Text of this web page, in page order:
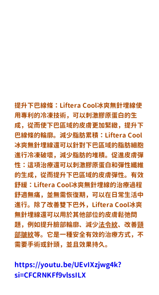
提升下巴線條：Liftera Cool冰爽無針埋線使
用專利的冷凍技術，可以刺激膠原蛋白的生
成，從而使下巴區域的皮膚更加緊緻，提升下
巴線條的輪廓。減少脂肪累積：Liftera Cool
冰爽無針埋線還可以針對下巴區域的脂肪細胞
進行冷凍破壞，減少脂肪的堆積。促進皮膚彈
性：這項治療還可以刺激膠原蛋白和彈性纖維
的生成，從而提升下巴區域的皮膚彈性。有效
舒緩：Liftera Cool冰爽無針埋線的治療過程
舒適無痛，並無需恢復期，可以在日常生活中
進行。除了改善雙下巴外，Liftera Cool冰爽
無針埋線還可以用於其他部位的皮膚鬆弛問
題，例如提升臉部輪廓、減少法令紋、改善頸
部皺紋等。它是一種安全有效的治療方式，不
需要手術或針頭，並且效果持久。
https://youtu.be/UEvIXzjwg4k?
si=CFCRNKFf9vlssILX